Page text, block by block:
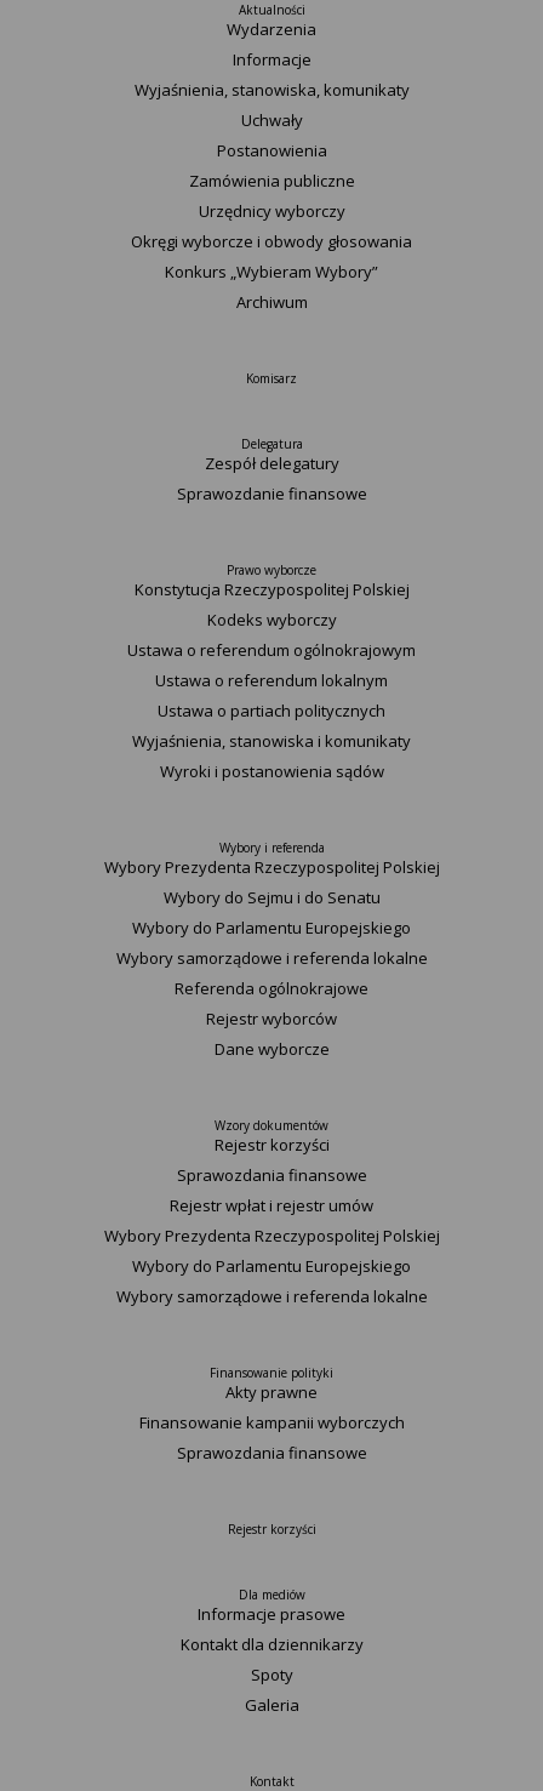
Aktualności
Wydarzenia
Informacje
Wyjaśnienia, stanowiska, komunikaty
Uchwały
Postanowienia
Zamówienia publiczne
Urzędnicy wyborczy
Okręgi wyborcze i obwody głosowania
Konkurs „Wybieram Wybory”
Archiwum
Komisarz
Delegatura
Zespół delegatury
Sprawozdanie finansowe
Prawo wyborcze
Konstytucja Rzeczypospolitej Polskiej​
Kodeks wyborczy
Ustawa o referendum ogólnokrajowym
Ustawa o referendum lokalnym
Ustawa o partiach politycznych
Wyjaśnienia, stanowiska i komunikaty
Wyroki i postanowienia sądów
Wybory i referenda
Wybory Prezydenta Rzeczypospolitej Polskiej
Wybory do Sejmu i do Senatu
Wybory do Parlamentu Europejskiego
Wybory samorządowe i referenda lokalne
Referenda ogólnokrajowe
Rejestr wyborców
Dane wyborcze
Wzory dokumentów
Rejestr korzyści
Sprawozdania finansowe
Rejestr wpłat i rejestr umów
Wybory Prezydenta Rzeczypospolitej Polskiej
Wybory do Parlamentu Europejskiego
Wybory samorządowe i referenda lokalne
Finansowanie polityki
Akty prawne
Finansowanie kampanii wyborczych
Sprawozdania finansowe
Rejestr korzyści
Dla mediów
Informacje prasowe
Kontakt dla dziennikarzy
Spoty
Galeria
Kontakt